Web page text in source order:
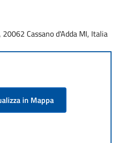
Cassano d'Adda MI, Italia
in Mappa